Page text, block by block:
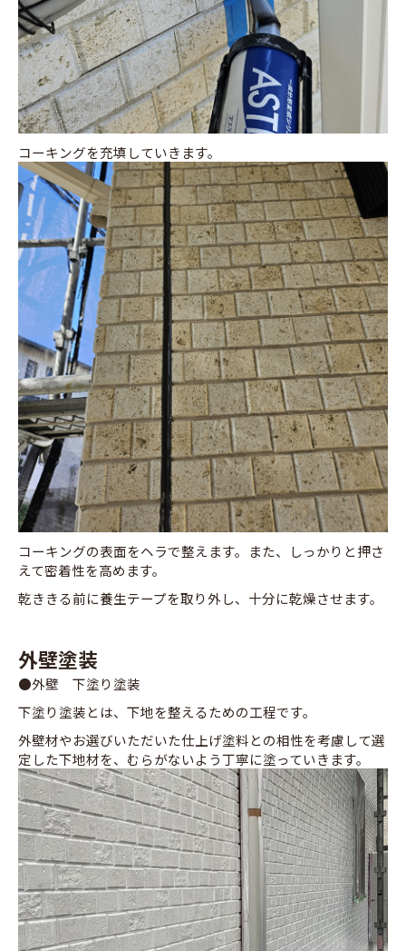
コーキングを充填していきます。
コーキングの表面をヘラで整えます。また、しっかりと押さ
えて密着性を高めます。
乾ききる前に養生テープを取り外し、十分に乾燥させます。
外壁塗装
●外壁 下塗り塗装
下塗り塗装とは、下地を整えるための工程です。
外壁材やお選びいただいた仕上げ塗料との相性を考慮して選
定した下地材を、むらがないよう丁寧に塗っていきます。